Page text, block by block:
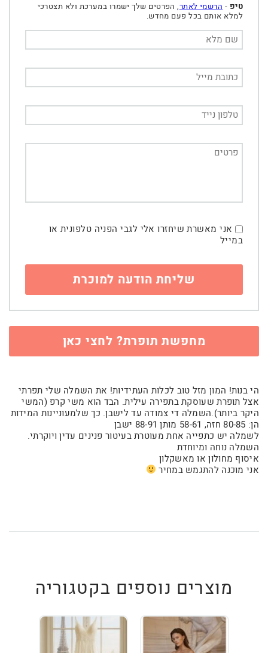
טיפ - הרשמי לאתר, הפרטים שלך ישמרו במערכת ולא תצטרכי
למלא אותם בכל פעם מחדש.
אני מאשרת שיחזרו אלי לגבי הפניה טלפונית או
במייל
מחפשת תופרת? לחצי כאן
הי בנות! המון מזל טוב לכלות העתידיות! את השמלה שלי תפרתי
אצל תופרת שעוסקת בתפירה עילית. הבד הוא משי קרפ (המשי
היקר ביותר).השמלה די צמודה עד לישבן. כך שלמעוניינות המידות
הן: 80-85 חזה, 58-61 מותן 88-91 ישבן
לשמלה יש כתפייה אחת מעוטרת בעיטור פנינים עדין ויוקרתי.
השמלה נוחה ומיוחדת
איסוף מחולון או מאשקלון
אני מוכנה להתגמש במחיר
מוצרים נוספים בקטגוריה